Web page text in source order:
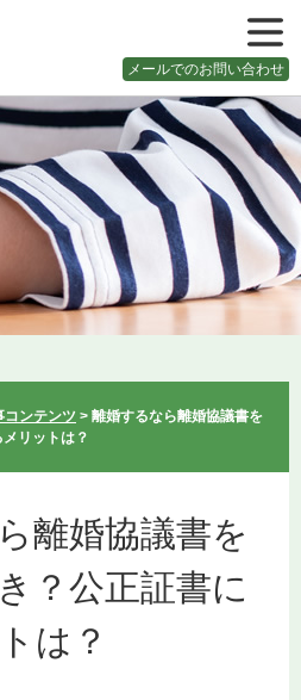
メニュ
ー
メールでのお問い合わせ
コンテンツ > 離婚するなら離婚協議書を
リットは？
離婚協議書を
？公正証書に
は？